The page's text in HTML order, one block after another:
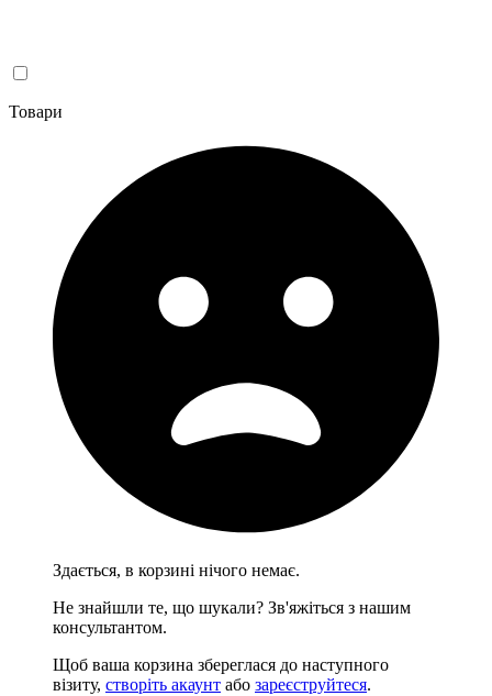
Товари
Здається, в корзині нічого немає.
Не знайшли те, що шукали? Зв'яжіться з нашим
консультантом.
Щоб ваша корзина збереглася до наступного
візиту, створіть акаунт або зареєструйтеся.